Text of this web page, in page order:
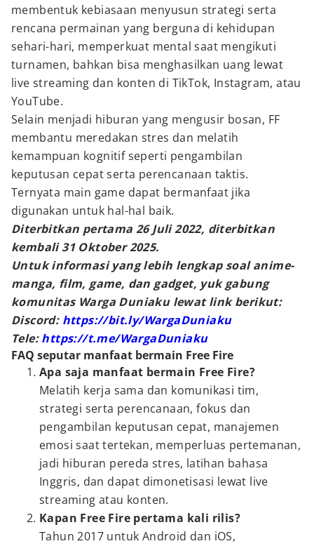
membentuk kebiasaan menyusun strategi serta
rencana permainan yang berguna di kehidupan
sehari-hari, memperkuat mental saat mengikuti
turnamen, bahkan bisa menghasilkan uang lewat
live streaming dan konten di TikTok, Instagram, atau
YouTube.
Selain menjadi hiburan yang mengusir bosan, FF
membantu meredakan stres dan melatih
kemampuan kognitif seperti pengambilan
keputusan cepat serta perencanaan taktis.
Ternyata main game dapat bermanfaat jika
digunakan untuk hal-hal baik.
Diterbitkan pertama 26 Juli 2022, diterbitkan
kembali 31 Oktober 2025.
Untuk informasi yang lebih lengkap soal anime-
manga, film, game, dan gadget, yuk gabung
komunitas Warga Duniaku lewat link berikut:
Discord: https://bit.ly/WargaDuniaku
Tele:https://t.me/WargaDuniaku
FAQ seputar manfaat bermain Free Fire
Apa saja manfaat bermain Free Fire?
Melatih kerja sama dan komunikasi tim,
strategi serta perencanaan, fokus dan
pengambilan keputusan cepat, manajemen
emosi saat tertekan, memperluas pertemanan,
jadi hiburan pereda stres, latihan bahasa
Inggris, dan dapat dimonetisasi lewat live
streaming atau konten.
Kapan Free Fire pertama kali rilis?
Tahun 2017 untuk Android dan iOS,